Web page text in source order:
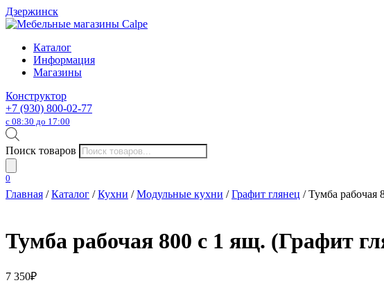
Дзержинск
Каталог
Информация
Магазины
Конструктор
+7 (930) 800-02-77
с 08:30 до 17:00
Поиск товаров
0
Главная /Каталог /Кухни /Модульные кухни /Графит глянец / Тумба рабочая
Тумба рабочая 800 с 1 ящ. (Графит
7 350₽